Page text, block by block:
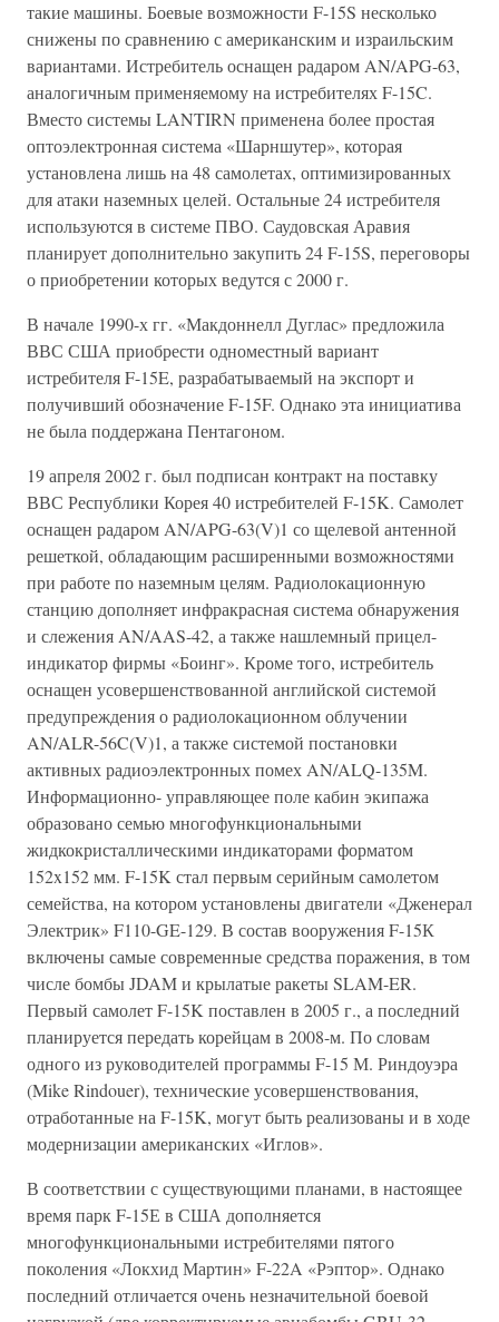
такие машины. Боевые возможности F-15S несколько
снижены по сравнению с американским и израильским
вариантами. Истребитель оснащен радаром AN/APG-63,
аналогичным применяемому на истребителях F-15C.
Вместо системы LANTIRN применена более простая
оптоэлектронная система «Шарншутер», которая
установлена лишь на 48 самолетах, оптимизированных
для атаки наземных целей. Остальные 24 истребителя
используются в системе ПВО. Саудовская Аравия
планирует дополнительно закупить 24 F-15S, переговоры
о приобретении которых ведутся с 2000 г.
В начале 1990-х гг. «Макдоннелл Дуглас» предложила
ВВС США приобрести одноместный вариант
истребителя F-15E, разрабатываемый на экспорт и
получивший обозначение F-15F. Однако эта инициатива
не была поддержана Пентагоном.
19 апреля 2002 г. был подписан контракт на поставку
ВВС Республики Корея 40 истребителей F-15K. Самолет
оснащен радаром AN/APG-63(V)1 со щелевой антенной
решеткой, обладающим расширенными возможностями
при работе по наземным целям. Радиолокационную
станцию дополняет инфракрасная система обнаружения
и слежения AN/AAS-42, а также нашлемный прицел-
индикатор фирмы «Боинг». Кроме того, истребитель
оснащен усовершенствованной английской системой
предупреждения о радиолокационном облучении
AN/ALR-56C(V)1, а также системой постановки
активных радиоэлектронных помех AN/ALQ-135M.
Информационно- управляющее поле кабин экипажа
образовано семью многофункциональными
жидкокристаллическими индикаторами форматом
152x152 мм. F-15K стал первым серийным самолетом
семейства, на котором установлены двигатели «Дженерал
Электрик» F110-GE-129. В состав вооружения F-15К
включены самые современные средства поражения, в том
числе бомбы JDAM и крылатые ракеты SLAM-ER.
Первый самолет F-15K поставлен в 2005 г., а последний
планируется передать корейцам в 2008-м. По словам
одного из руководителей программы F-15 М. Риндоуэра
(Mike Rindouer), технические усовершенствования,
отработанные на F-15K, могут быть реализованы и в ходе
модернизации американских «Иглов».
В соответствии с существующими планами, в настоящее
время парк F-15Е в США дополняется
многофункциональными истребителями пятого
поколения «Локхид Мартин» F-22A «Рэптор». Однако
последний отличается очень незначительной боевой